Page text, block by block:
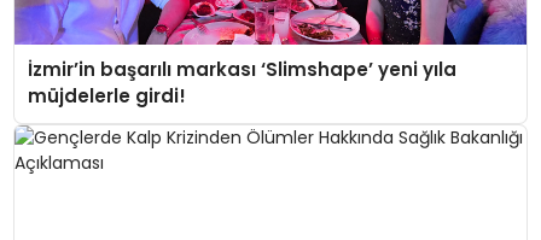
İzmir’in başarılı markası ‘Slimshape’ yeni yıla
müjdelerle girdi!